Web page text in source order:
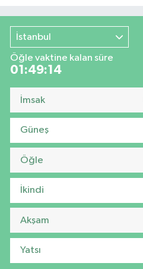
İstanbul
Öğle vaktine kalan süre
01:49:14
İmsak
Güneş
Öğle
İkindi
Akşam
Yatsı